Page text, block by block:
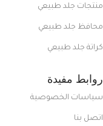
منتجات جلد طبيعي
محافظ جلد طبيعي
كراتة جلد طبيعي
روابط مفيدة
سياسات الخصوصية
اتصل بنا